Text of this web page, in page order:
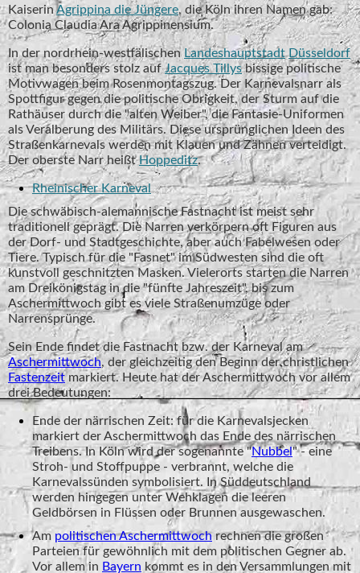
KaiserinAgrippina die Jüngere, die Köln ihren Namen gab:
Colonia Claudia Ara Agrippinensium.
In der nordrhein-westfälischenLandeshauptstadt Düsseldorf
ist man besonders stolz aufJacques Tillysbissige politische
Motivwagen beim Rosenmontagszug. Der Karnevalsnarr als
Spottfigur gegen die politische Obrigkeit, der Sturm auf die
Rathäuser durch die "alten Weiber", die Fantasie-Uniformen
als Veralberung des Militärs. Diese ursprünglichen Ideen des
Straßenkarnevals werden mit Klauen und Zähnen verteidigt.
Der oberste Narr heißtHoppeditz.
Rheinischer Karneval
Die schwäbisch-alemannische Fastnacht ist meist sehr
traditionell geprägt. Die Narren verkörpern oft Figuren aus
der Dorf- und Stadtgeschichte, aber auch Fabelwesen oder
Tiere. Typisch für die "Fasnet" im Südwesten sind die oft
kunstvoll geschnitzten Masken. Vielerorts starten die Narren
am Dreikönigstag in die "fünfte Jahreszeit", bis zum
Aschermittwoch gibt es viele Straßenumzüge oder
Narrensprünge.
Sein Ende findet die Fastnacht bzw. der Karneval am
Aschermittwoch, der gleichzeitig den Beginn der christlichen
Fastenzeitmarkiert. Heute hat der Aschermittwoch vor allem
drei Bedeutungen:
Ende der närrischen Zeit: für die Karnevalsjecken
markiert der Aschermittwoch das Ende des närrischen
Treibens. In Köln wird der sogenannte "Nubbel" - eine
Stroh- und Stoffpuppe - verbrannt, welche die
Karnevalssünden symbolisiert. In Süddeutschland
werden hingegen unter Wehklagen die leeren
Geldbörsen in Flüssen oder Brunnen ausgewaschen.
Am politischen Aschermittwoch rechnen die großen
Parteien für gewöhnlich mit dem politischen Gegner ab.
Vor allem in Bayern kommt es in den Versammlungen mit